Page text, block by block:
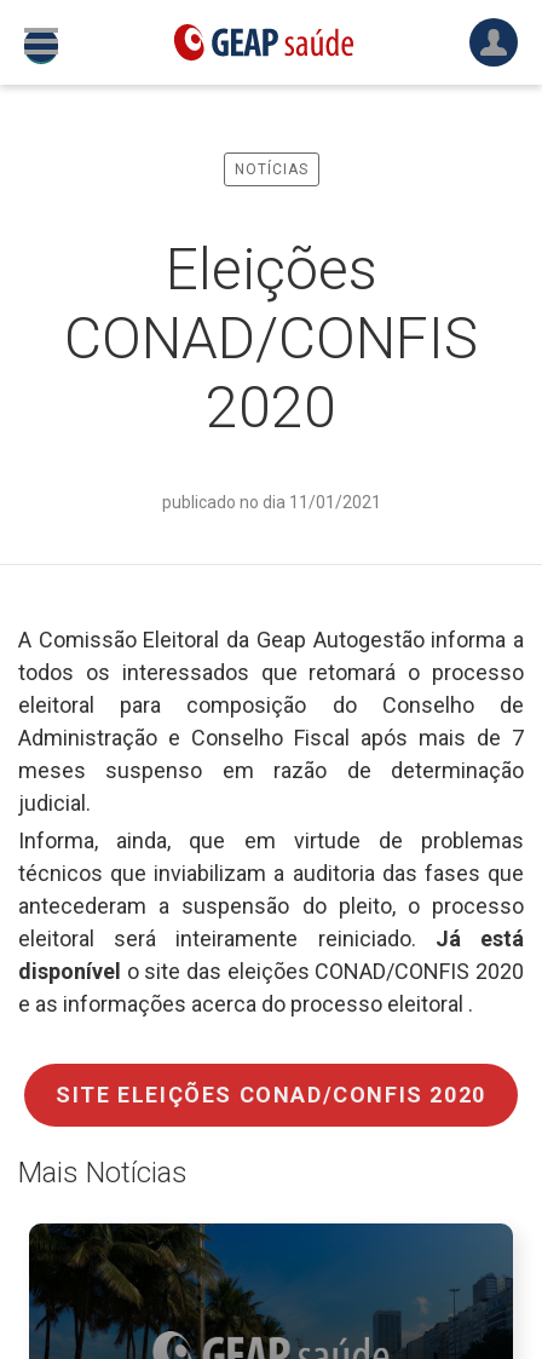
NOTÍCIAS
Eleições
CONAD/CONFIS
2020
publicado no dia 11/01/2021
A Comissão Eleitoral da Geap Autogestão informa a
todos os interessados que retomará o processo
eleitoral para composição do Conselho de
Administração e Conselho Fiscal após mais de 7
meses suspenso em razão de determinação
judicial.
Informa, ainda, que em virtude de problemas
técnicos que inviabilizam a auditoria das fases que
antecederam a suspensão do pleito, o processo
eleitoral será inteiramente reiniciado. Já está
disponível o site das eleições CONAD/CONFIS 2020
e as informações acerca do processo eleitoral .
SITE ELEIÇÕES CONAD/CONFIS 2020
Mais Notícias